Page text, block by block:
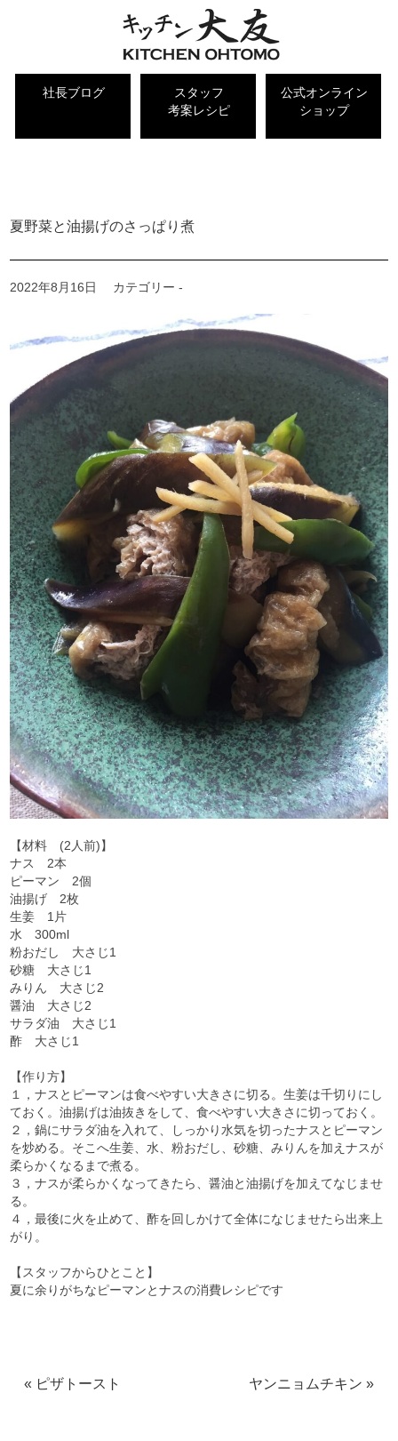
社長ブログ
スタッフ
考案レシピ
公式オンライン
ショップ
夏野菜と油揚げのさっぱり煮
2022年8月16日 カテゴリー -
【材料 (2人前)】
ナス 2本
ピーマン 2個
油揚げ 2枚
生姜 1片
水 300ml
粉おだし 大さじ1
砂糖 大さじ1
みりん 大さじ2
醤油 大さじ2
サラダ油 大さじ1
酢 大さじ1
【作り方】
１，ナスとピーマンは食べやすい大きさに切る。生姜は千切りにし
ておく。油揚げは油抜きをして、食べやすい大きさに切っておく。
２，鍋にサラダ油を入れて、しっかり水気を切ったナスとピーマン
を炒める。そこへ生姜、水、粉おだし、砂糖、みりんを加えナスが
柔らかくなるまで煮る。
３，ナスが柔らかくなってきたら、醤油と油揚げを加えてなじませ
る。
４，最後に火を止めて、酢を回しかけて全体になじませたら出来上
がり。
【スタッフからひとこと】
夏に余りがちなピーマンとナスの消費レシピです
« ピザトースト ヤンニョムチキン »